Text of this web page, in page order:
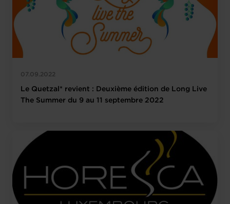
07.09.2022
Le Quetzal* revient : Deuxième édition de Long Live
The Summer du 9 au 11 septembre 2022